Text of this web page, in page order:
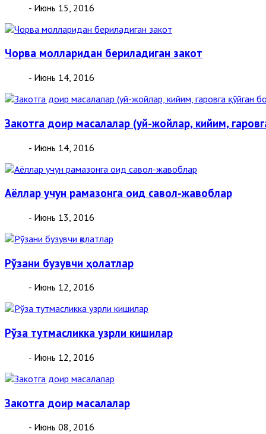
- Июнь 15, 2016
Чорва молларидан бериладиган закот
- Июнь 14, 2016
Закотга доир масалалар (уй-жойлар, кийим,
- Июнь 14, 2016
Аёллар учун рамазонга оид савол-жавоблар
- Июнь 13, 2016
Рўзани бузувчи ҳолатлар
- Июнь 12, 2016
Рўза тутмасликка узрли кишилар
- Июнь 12, 2016
Закотга доир масалалар
- Июнь 08, 2016